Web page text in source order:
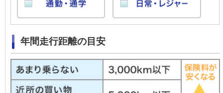
年間走行距離の目安